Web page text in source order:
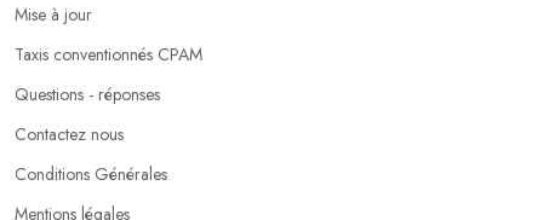
Mise à jour
Taxis conventionnés CPAM
Questions - réponses
Contactez nous
Conditions Générales
Mentions légales